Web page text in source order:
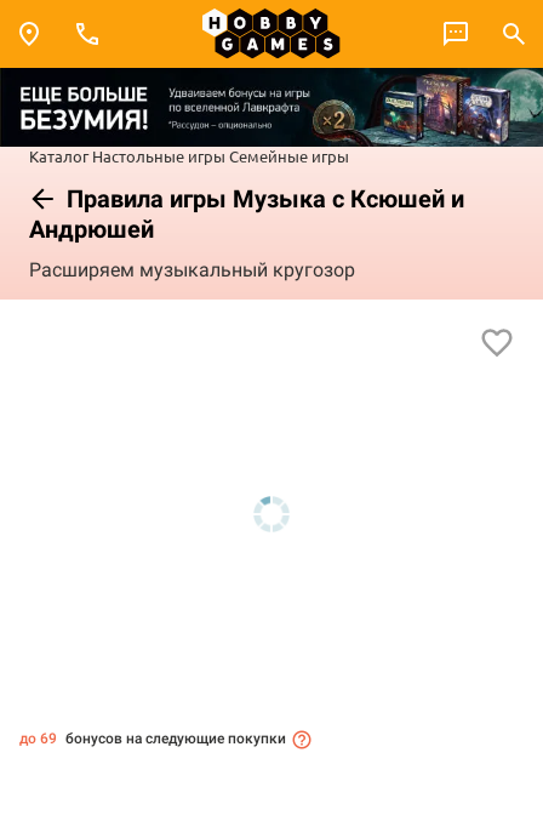
Каталог Настольные игры Семейные игры
Правила игры Музыка с Ксюшей и
Андрюшей
Расширяем музыкальный кругозор
до 69 бонусов на следующие покупки